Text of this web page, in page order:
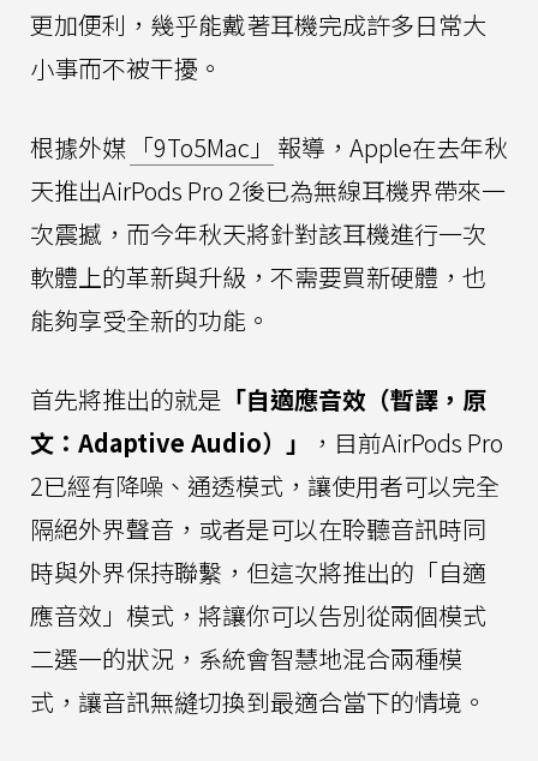
更加便利，幾乎能戴著耳機完成許多日常大
小事而不被干擾。
根據外媒 「9To5Mac」 報導，Apple在去年秋
天推出AirPods Pro 2後已為無線耳機界帶來一
次震撼，而今年秋天將針對該耳機進行一次
軟體上的革新與升級，不需要買新硬體，也
能夠享受全新的功能。
首先將推出的就是 「自適應音效（暫譯，原
文：Adaptive Audio）」
，目前AirPods Pro
2已經有降噪、通透模式，讓使用者可以完全
隔絕外界聲音，或者是可以在聆聽音訊時同
時與外界保持聯繫，但這次將推出的「自適
應音效」模式，將讓你可以告別從兩個模式
二選一的狀況，系統會智慧地混合兩種模
式，讓音訊無縫切換到最適合當下的情境。